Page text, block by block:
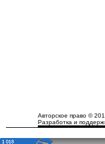
Авторское право ©
Разработка и